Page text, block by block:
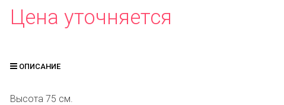
Цена уточняется
ОПИСАНИЕ
Высота 75 см.